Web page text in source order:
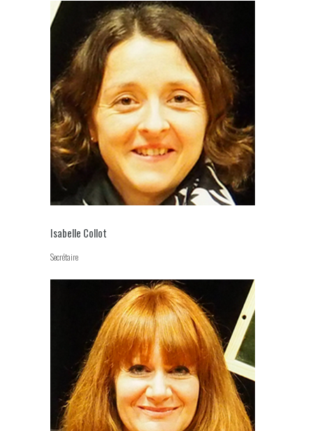
Isabelle Collot
Secrétaire